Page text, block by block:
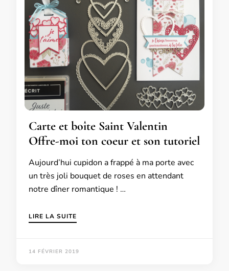
Carte et boîte Saint Valentin
Offre-moi ton coeur et son tutoriel
Aujourd’hui cupidon a frappé à ma porte avec
un très joli bouquet de roses en attendant
notre dîner romantique ! …
LIRE LA SUITE
14 FÉVRIER 2019